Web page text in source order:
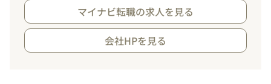
マイナビ転職の求人を見る
会社HPを見る